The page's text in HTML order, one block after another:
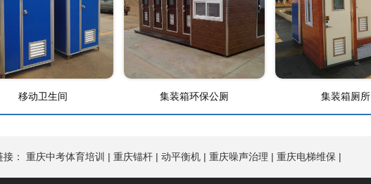
移动卫生间 集装箱环保公厕 集装箱厕所
： 重庆中考体育培训 | 重庆锚杆 | 动平衡机 | 重庆噪声治理 | 重庆电梯维保 |